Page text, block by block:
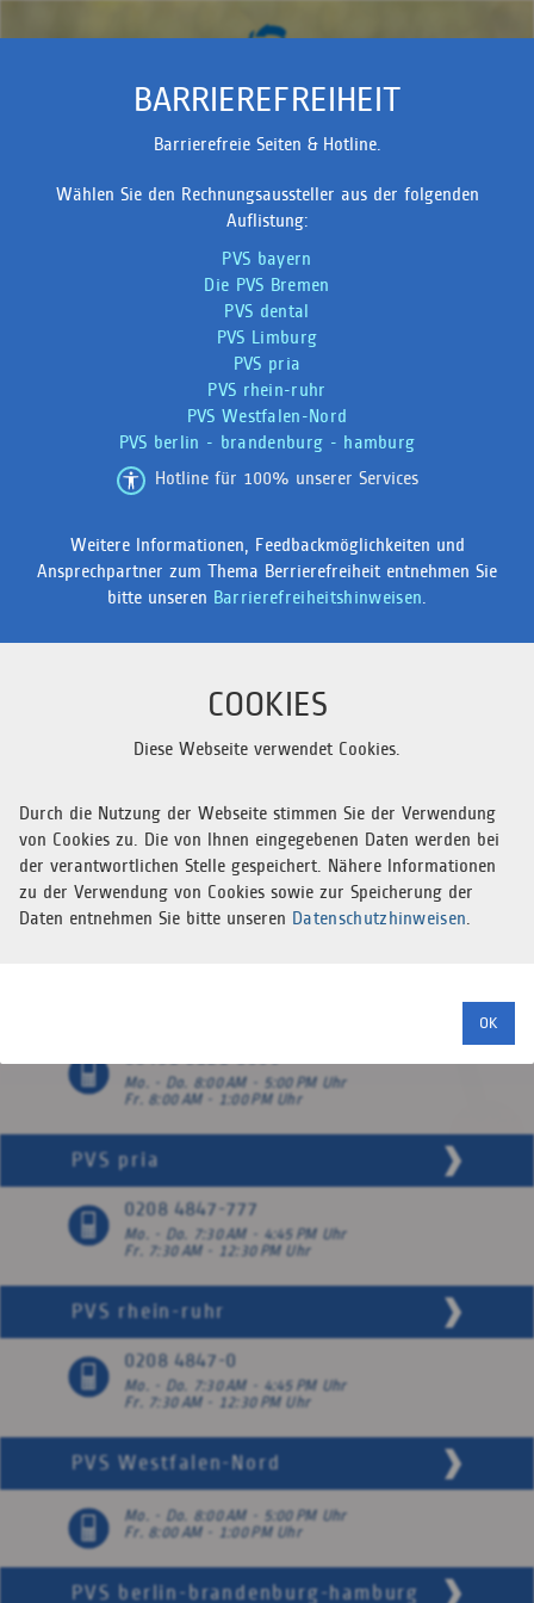
Barrierefreiheit
BARRIEREFREIHEIT
Barrierefreie Seiten & Hotline.
Wählen Sie den Rechnungsaussteller aus der folgenden
Auflistung:
PVS bayern
Die PVS Bremen
PVS dental
PVS Limburg
PVS pria
PVS rhein-ruhr
PVS Westfalen-Nord
PVS berlin - branden­burg - hamburg
Hotline für 100% unserer Services
Weitere Informationen, Feedback­möglichkeiten und
Ansprechpartner zum Thema Berrierefreiheit entnehmen Sie
bitte unseren Barrierefreiheitshinweisen.
COOKIES
Diese Webseite verwendet Cookies.
Durch die Nutzung der Webseite stimmen Sie der Verwendung
von Cookies zu. Die von Ihnen eingegebenen Daten werden bei
der verantwortlichen Stelle gespeichert. Nähere Informationen
zu der Verwendung von Cookies sowie zur Speicherung der
Daten entnehmen Sie bitte unseren Datenschutzhinweisen.
OK
Patientenservice
Bitte wählen Sie Ihre zuständige PVS
089 2000 325-0
service-bayern@ihre-pvs.de
0421 360 85-0
Mo. - Do. 8:00 AM - 4:00 PM Uhr
Fr. 8:00 AM - 1:30 PM Uhr
PVSdental
+49 6431 28580-991
06431 9121-5000
Mo. - Do. 8:00 AM - 5:00 PM Uhr
Fr. 8:00 AM - 1:00 PM Uhr
PVSpria
0208 4847-777
Mo. - Do. 7:30 AM - 4:45 PM Uhr
Fr. 7:30 AM - 12:30 PM Uhr
PVSrhein-ruhr
0208 4847-0
Mo. - Do. 7:30 AM - 4:45 PM Uhr
Fr. 7:30 AM - 12:30 PM Uhr
PVSWestfalen-Nord
Mo. - Do. 8:00 AM - 5:00 PM Uhr
Fr. 8:00 AM - 1:00 PM Uhr
PVSberlin-brandenburg-hamburg